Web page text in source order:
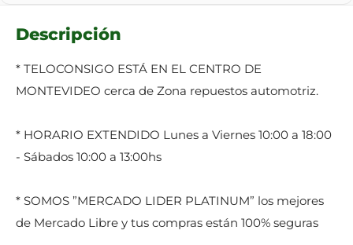
Descripción
* TELOCONSIGO ESTÁ EN EL CENTRO DE
MONTEVIDEO cerca de Zona repuestos automotriz.
* HORARIO EXTENDIDO Lunes a Viernes 10:00 a 18:00
- Sábados 10:00 a 13:00hs
* SOMOS ”MERCADO LIDER PLATINUM” los mejores
de Mercado Libre y tus compras están 100% seguras